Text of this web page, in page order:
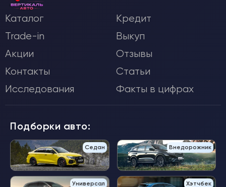
Каталог
Кредит
Trade-in
Выкуп
Акции
Отзывы
Контакты
Статьи
Исследования
Факты в цифрах
Подборки авто:
Седан Внедорожник
Универсал Хэтчбек